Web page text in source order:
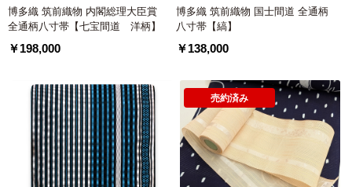
博多織 筑前織物 内閣総理大臣賞
全通柄八寸帯【七宝間道 洋柄】
￥198,000
博多織 筑前織物 国士間道 全通柄
八寸帯【縞】
￥138,000
売約済み